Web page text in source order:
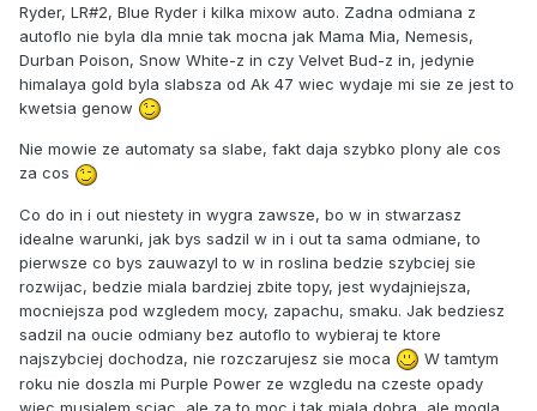
Ryder, LR#2, Blue Ryder i kilka mixow auto. Zadna odmiana z
autoflo nie byla dla mnie tak mocna jak Mama Mia, Nemesis,
Durban Poison, Snow White-z in czy Velvet Bud-z in, jedynie
himalaya gold byla slabsza od Ak 47 wiec wydaje mi sie ze jest to
kwetsia genow
Nie mowie ze automaty sa slabe, fakt daja szybko plony ale cos
za cos
Co do in i out niestety in wygra zawsze, bo w in stwarzasz
idealne warunki, jak bys sadzil w in i out ta sama odmiane, to
pierwsze co bys zauwazyl to w in roslina bedzie szybciej sie
rozwijac, bedzie miala bardziej zbite topy, jest wydajniejsza,
mocniejsza pod wzgledem mocy, zapachu, smaku. Jak bedziesz
sadzil na oucie odmiany bez autoflo to wybieraj te ktore
najszybciej dochodza, nie rozczarujesz sie moca
W tamtym
roku nie doszla mi Purple Power ze wzgledu na czeste opady